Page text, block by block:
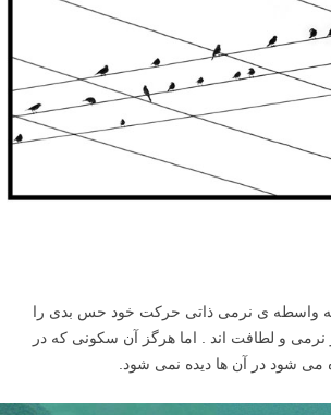
به واسطه ی نرمی ذاتی حرکت خود حس بدی را
نرمی و لطافت اند . اما هرگز آن سکونی که در
شود در آن ها دیده نمی شود.